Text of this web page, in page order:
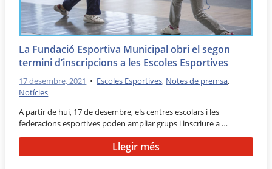
La Fundació Esportiva Municipal obri el segon
termini d’inscripcions a les Escoles Esportives
17 desembre, 2021 • Escoles Esportives, Notes de premsa,
Notícies
A partir de hui, 17 de desembre, els centres escolars i les
federacions esportives poden ampliar grups i inscriure a …
Llegir més